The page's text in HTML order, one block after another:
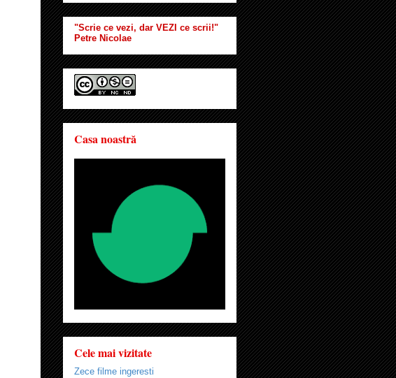
"Scrie ce vezi, dar VEZI ce scrii!"
Petre Nicolae
Casa noastră
Cele mai vizitate
Zece filme ingeresti